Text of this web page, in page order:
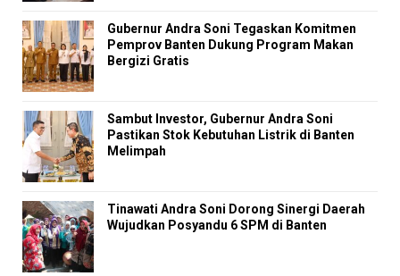
Gubernur Andra Soni Tegaskan Komitmen
Pemprov Banten Dukung Program Makan
Bergizi Gratis
Sambut Investor, Gubernur Andra Soni
Pastikan Stok Kebutuhan Listrik di Banten
Melimpah
Tinawati Andra Soni Dorong Sinergi Daerah
Wujudkan Posyandu 6 SPM di Banten